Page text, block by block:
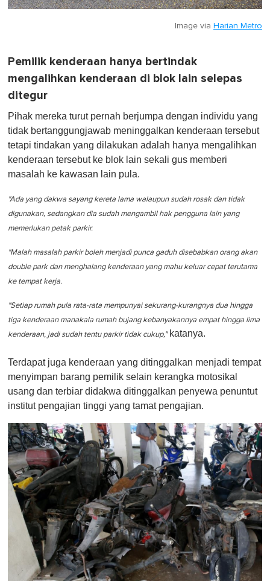
Image via Harian Metro
Pemilik kenderaan hanya bertindak
mengalihkan kenderaan di blok lain selepas
ditegur
Pihak mereka turut pernah berjumpa dengan individu yang
tidak bertanggungjawab meninggalkan kenderaan tersebut
tetapi tindakan yang dilakukan adalah hanya mengalihkan
kenderaan tersebut ke blok lain sekali gus memberi
masalah ke kawasan lain pula.
"Ada yang dakwa sayang kereta lama walaupun sudah rosak dan tidak
digunakan, sedangkan dia sudah mengambil hak pengguna lain yang
memerlukan petak parkir.
"Malah masalah parkir boleh menjadi punca gaduh disebabkan orang akan
double park dan menghalang kenderaan yang mahu keluar cepat terutama
ke tempat kerja.
"Setiap rumah pula rata-rata mempunyai sekurang-kurangnya dua hingga
tiga kenderaan manakala rumah bujang kebanyakannya empat hingga lima
kenderaan, jadi sudah tentu parkir tidak cukup,"katanya.
Terdapat juga kenderaan yang ditinggalkan menjadi tempat
menyimpan barang pemilik selain kerangka motosikal
usang dan terbiar didakwa ditinggalkan penyewa penuntut
institut pengajian tinggi yang tamat pengajian.